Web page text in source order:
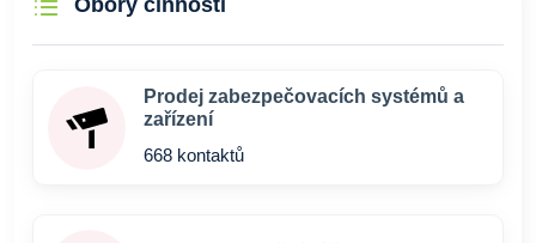
Obory činnosti
Prodej zabezpečovacích systémů a
zařízení
668 kontaktů